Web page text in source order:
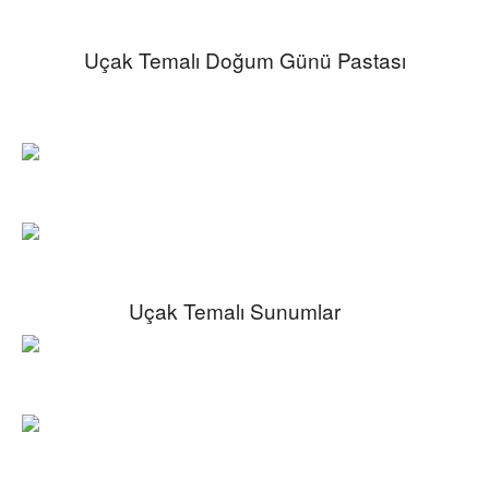
Uçak Temalı Doğum Günü Pastası
Uçak Temalı Sunumlar